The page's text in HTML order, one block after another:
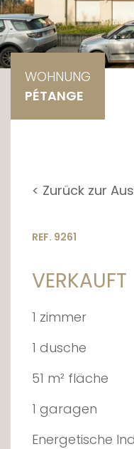
WOHNUNG
PÉTANGE
< Zurück zur
REF. 9261
VERKAUFT
1 zimmer
1 dusche
51 m² fläche
1 garagen
Energetische